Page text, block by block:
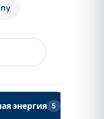
энергия 5